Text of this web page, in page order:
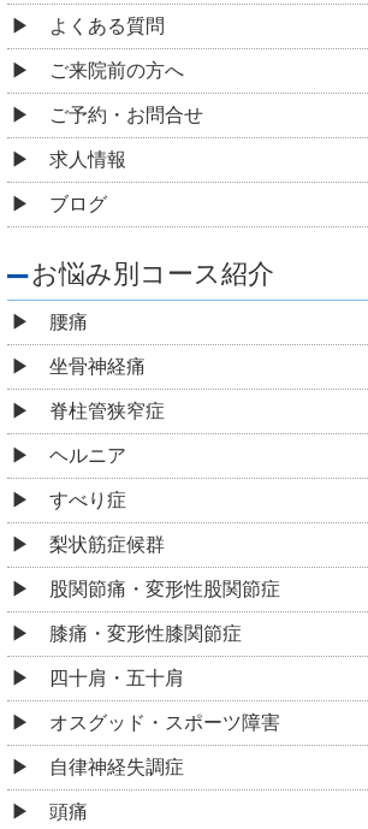
よくある質問
ご来院前の方へ
ご予約・お問合せ
求人情報
ブログ
お悩み別コース紹介
腰痛
坐骨神経痛
脊柱管狭窄症
ヘルニア
すべり症
梨状筋症候群
股関節痛・変形性股関節症
膝痛・変形性膝関節症
四十肩・五十肩
オスグッド・スポーツ障害
自律神経失調症
頭痛